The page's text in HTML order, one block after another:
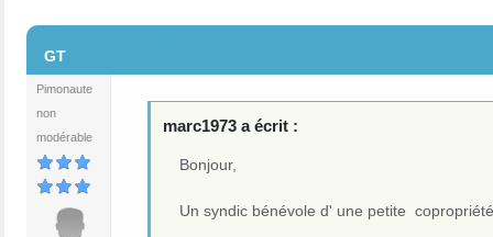
GT
Pimonaute
non
modérable
marc1973 a écrit :
Bonjour,
Un syndic bénévole d' une petite